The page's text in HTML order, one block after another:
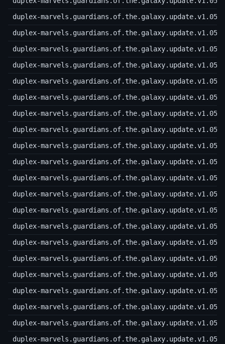
duplex-
duplex-
duplex-
duplex-
duplex-
duplex-
duplex-
duplex-
duplex-
duplex-
duplex-
duplex-
duplex-
duplex-
duplex-
duplex-
duplex-
duplex-
duplex-
duplex-
duplex-